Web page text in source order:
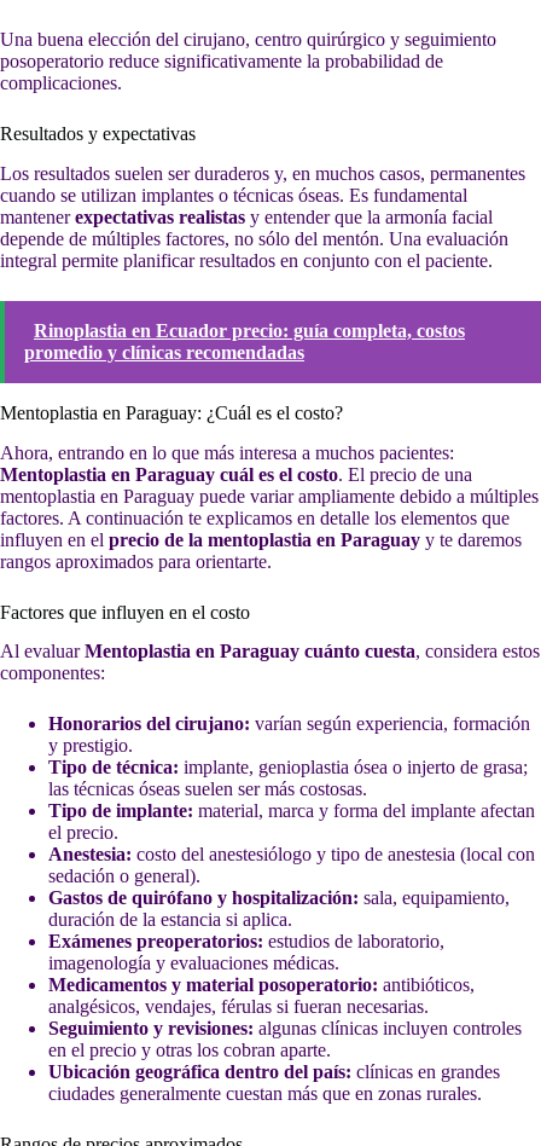
Una buena elección del cirujano, centro quirúrgico y seguimiento
posoperatorio reduce significativamente la probabilidad de
complicaciones.
Resultados y expectativas
Los resultados suelen ser duraderos y, en muchos casos, permanentes
cuando se utilizan implantes o técnicas óseas. Es fundamental
mantenerexpectativas realistas y entender que la armonía facial
depende de múltiples factores, no sólo del mentón. Una evaluación
integral permite planificar resultados en conjunto con el paciente.
Rinoplastia en Ecuador precio: guía completa, costos
promedio y clínicas recomendadas
Mentoplastia en Paraguay: ¿Cuál es el costo?
Ahora, entrando en lo que más interesa a muchos pacientes:
Mentoplastia en Paraguay cuál es el costo. El precio de una
mentoplastia en Paraguay puede variar ampliamente debido a múltiples
factores. A continuación te explicamos en detalle los elementos que
influyen en el precio de la mentoplastia en Paraguay y te daremos
rangos aproximados para orientarte.
Factores que influyen en el costo
Al evaluarMentoplastia en Paraguay cuánto cuesta, considera estos
componentes:
Honorarios del cirujano: varían según experiencia, formación
y prestigio.
Tipo de técnica: implante, genioplastia ósea o injerto de grasa;
las técnicas óseas suelen ser más costosas.
Tipo de implante: material, marca y forma del implante afectan
el precio.
Anestesia: costo del anestesiólogo y tipo de anestesia (local con
sedación o general).
Gastos de quirófano y hospitalización: sala, equipamiento,
duración de la estancia si aplica.
Exámenes preoperatorios: estudios de laboratorio,
imagenología y evaluaciones médicas.
Medicamentos y material posoperatorio: antibióticos,
analgésicos, vendajes, férulas si fueran necesarias.
Seguimiento y revisiones: algunas clínicas incluyen controles
en el precio y otras los cobran aparte.
Ubicación geográfica dentro del país: clínicas en grandes
ciudades generalmente cuestan más que en zonas rurales.